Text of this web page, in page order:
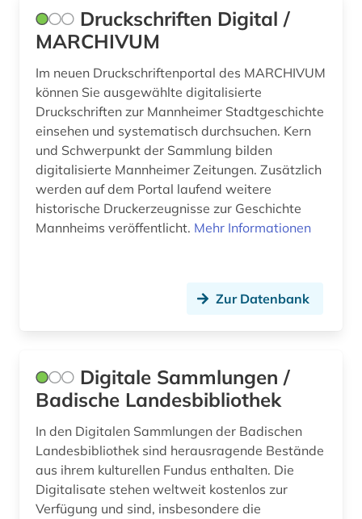
investitionsberichte (1)
iran (1)
islam (1)
island (1)
jiddistik (1)
judaistik (4)
juden (1)
judentum (4)
justizvollzugsanstalt (1)
Druckschriften Digital /
MARCHIVUM
Im neuen Druckschriftenportal des MARCHIVUM
können Sie ausgewählte digitalisierte
Druckschriften zur Mannheimer Stadtgeschichte
einsehen und systematisch durchsuchen. Kern
und Schwerpunkt der Sammlung bilden
digitalisierte Mannheimer Zeitungen. Zusätzlich
werden auf dem Portal laufend weitere
historische Druckerzeugnisse zur Geschichte
Mannheims veröffentlicht. Mehr Informationen
Zur Datenbank
Digitale Sammlungen /
Badische Landesbibliothek
In den Digitalen Sammlungen der Badischen
Landesbibliothek sind herausragende Bestände
aus ihrem kulturellen Fundus enthalten. Die
Digitalisate stehen weltweit kostenlos zur
Verfügung und sind, insbesondere die